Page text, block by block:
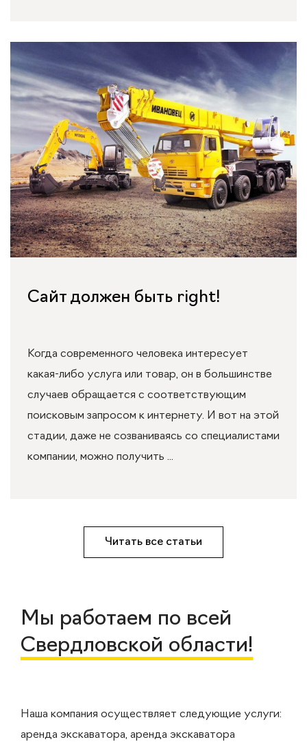
Сайт должен быть right!
Когда современного человека интересует
какая-либо услуга или товар, он в большинстве
случаев обращается с соответствующим
поисковым запросом к интернету. И вот на этой
стадии, даже не созваниваясь со специалистами
компании, можно получить ...
Читать все статьи
Мы работаем по всей
Свердловской области!
Наша компания осуществляет следующие услуги:
аренда экскаватора, аренда экскаватора